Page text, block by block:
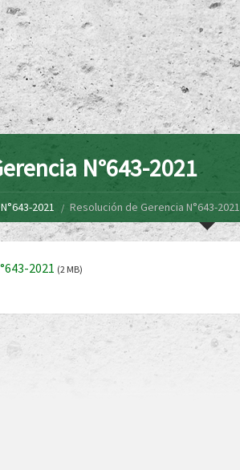
N°643-2021
2021 Resolución de Gerencia N°643-2021
2021 (2 MB)